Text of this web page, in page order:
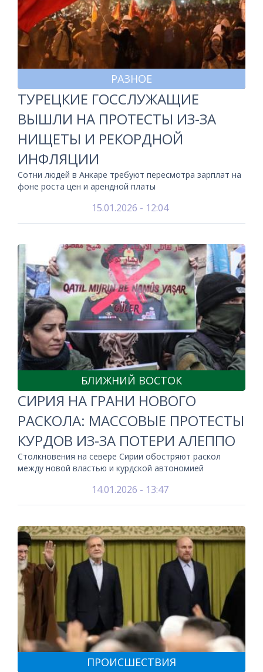
РАЗНОЕ
ТУРЕЦКИЕ ГОССЛУЖАЩИЕ
ВЫШЛИ НА ПРОТЕСТЫ ИЗ-ЗА
НИЩЕТЫ И РЕКОРДНОЙ
ИНФЛЯЦИИ
Сотни людей в Анкаре требуют пересмотра зарплат на
фоне роста цен и арендной платы
15.01.2026 - 12:04
БЛИЖНИЙ ВОСТОК
СИРИЯ НА ГРАНИ НОВОГО
РАСКОЛА: МАССОВЫЕ ПРОТЕСТЫ
КУРДОВ ИЗ-ЗА ПОТЕРИ АЛЕППО
Столкновения на севере Сирии обостряют раскол
между новой властью и курдской автономией
14.01.2026 - 13:47
ПРОИСШЕСТВИЯ